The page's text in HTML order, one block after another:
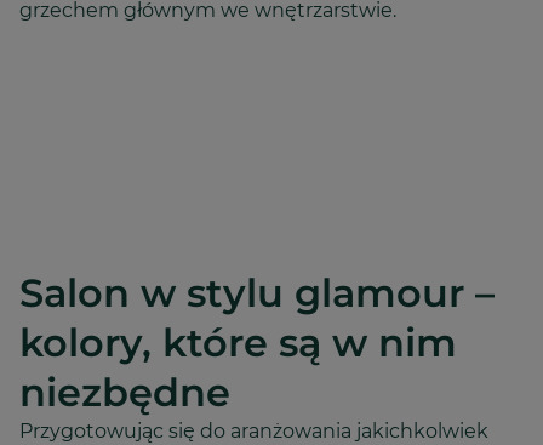
grzechem głównym we wnętrzarstwie.
Salon w stylu glamour –
kolory, które są w nim
niezbędne
Przygotowując się do aranżowania jakichkolwiek